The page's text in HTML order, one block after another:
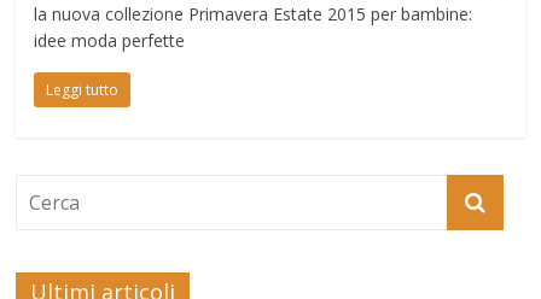
la nuova collezione Primavera Estate 2015 per bambine:
idee moda perfette
Leggi tutto
Ultimi articoli